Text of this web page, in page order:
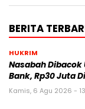
BERITA
HUKRIM
Nasabah Dibacok
Bank, Rp30 Juta
Kamis, 6 Agu 2026 -